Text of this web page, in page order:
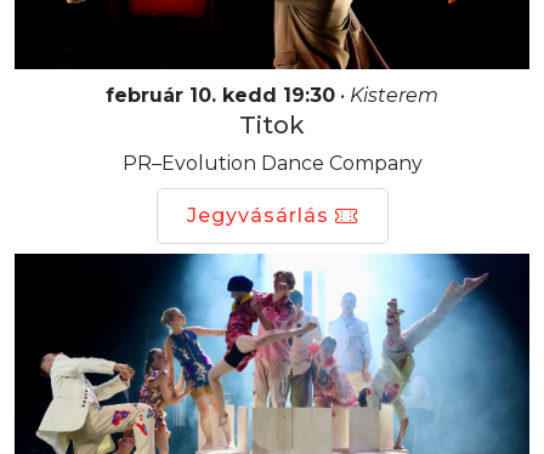
február 10. kedd 19:30 • Kisterem
Titok
PR–Evolution Dance Company
Jegyvásárlás